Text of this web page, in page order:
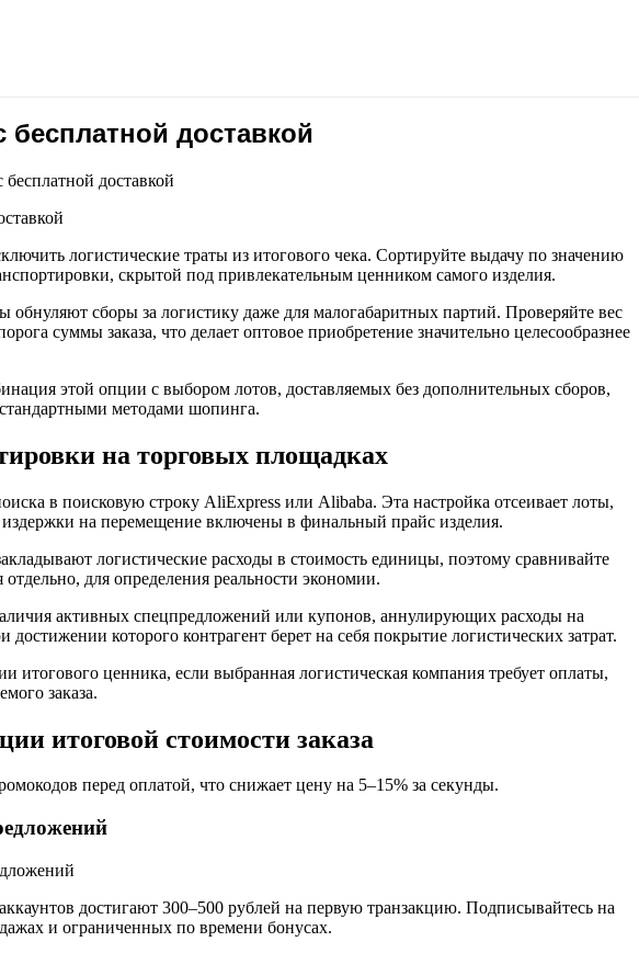
доставкой
доставкой
логистические траты из итогового чека. Сортируйте выдачу по значению
скрытой под привлекательным ценником самого изделия.
сборы за логистику даже для малогабаритных партий. Проверяйте вес
суммы заказа, что делает оптовое приобретение значительно целесообразнее
этой опции с выбором лотов, доставляемых без дополнительных сборов,
методами шопинга.
на торговых площадках
в поисковую строку AliExpress или Alibaba. Эта настройка отсеивает лоты,
издержки на перемещение включены в финальный прайс изделия.
логистические расходы в стоимость единицы, поэтому сравнивайте
для определения реальности экономии.
активных спецпредложений или купонов, аннулирующих расходы на
которого контрагент берет на себя покрытие логистических затрат.
ценника, если выбранная логистическая компания требует оплаты,
заказа.
итоговой стоимости заказа
перед оплатой, что снижает цену на 5–15% за секунды.
достигают 300–500 рублей на первую транзакцию. Подписывайтесь на
и ограниченных по времени бонусах.